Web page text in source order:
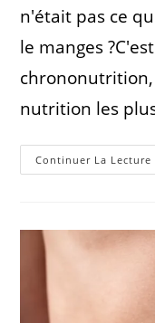
n'était pas ce
le manges
nutrition les
Continuer La Lecture